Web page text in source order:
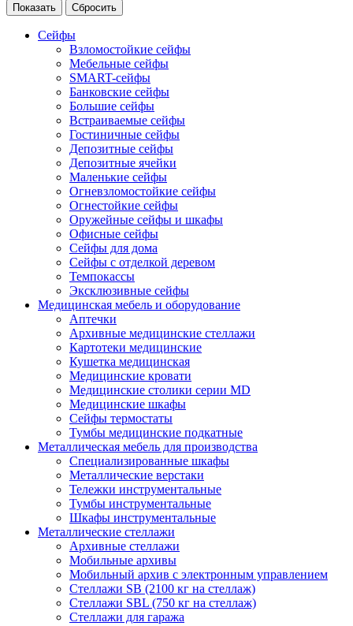
Сейфы
Взломостойкие сейфы
Мебельные сейфы
SMART-сейфы
Банковские сейфы
Большие сейфы
Встраиваемые сейфы
Гостиничные сейфы
Депозитные сейфы
Депозитные ячейки
Маленькие сейфы
Огневзломостойкие сейфы
Огнестойкие сейфы
Оружейные сейфы и шкафы
Офисные сейфы
Сейфы для дома
Сейфы с отделкой деревом
Темпокассы
Эксклюзивные сейфы
Медицинская мебель и оборудование
Аптечки
Архивные медицинские стеллажи
Картотеки медицинские
Кушетка медицинская
Медицинские кровати
Медицинские столики серии MD
Медицинские шкафы
Сейфы термостаты
Тумбы медицинские подкатные
Металлическая мебель для производства
Cпециализированные шкафы
Металлические верстаки
Тележки инструментальные
Тумбы инструментальные
Шкафы инструментальные
Металлические стеллажи
Архивные стеллажи
Мобильные архивы
Мобильный архив с электронным управлением
Стеллажи SB (2100 кг на стеллаж)
Стеллажи SBL (750 кг на стеллаж)
Стеллажи для гаража